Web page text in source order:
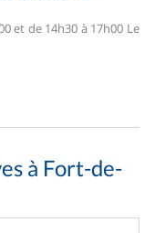
et de 14h30 à 17h00 Le
à Fort-de-